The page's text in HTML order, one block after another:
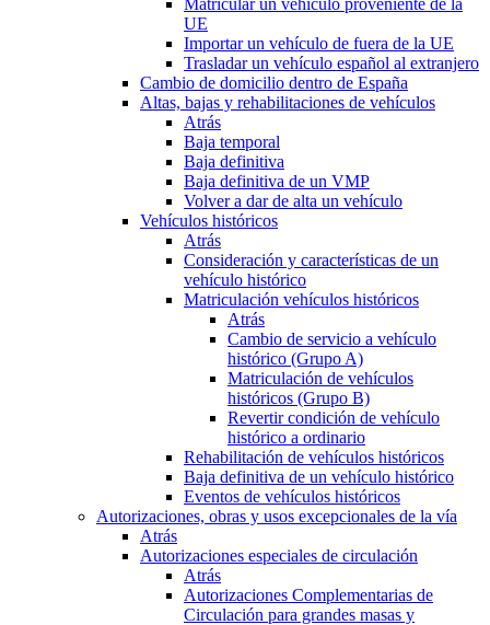
Matricular un vehículo proveniente de la
UE
Importar un vehículo de fuera de la UE
Trasladar un vehículo español al extranjero
Cambio de domicilio dentro de España
Altas, bajas y rehabilitaciones de vehículos
Atrás
Baja temporal
Baja definitiva
Baja definitiva de un VMP
Volver a dar de alta un vehículo
Vehículos históricos
Atrás
Consideración y características de un
vehículo histórico
Matriculación vehículos históricos
Atrás
Cambio de servicio a vehículo
histórico (Grupo A)
Matriculación de vehículos
históricos (Grupo B)
Revertir condición de vehículo
histórico a ordinario
Rehabilitación de vehículos históricos
Baja definitiva de un vehículo histórico
Eventos de vehículos históricos
Autorizaciones, obras y usos excepcionales de la vía
Atrás
Autorizaciones especiales de circulación
Atrás
Autorizaciones Complementarias de
Circulación para grandes masas y